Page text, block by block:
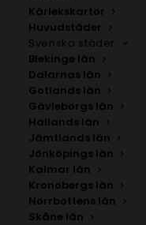
Kärlekskartor
Huvudstäder
Svenska städer
Blekinge län
Dalarnas län
Gotlands län
Gävleborgs län
Hallands län
Jämtlands län
Jönköpings län
Kalmar län
Kronobergs län
Norrbottens län
Skåne län